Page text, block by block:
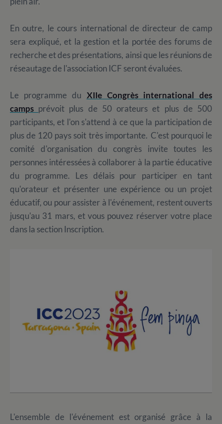
En outre, le cours international de directeur de camp
sera expliqué, et la gestion et la portée des forums de
recherche et des présentations, ainsi que les réunions de
réseautage de l'association ICF seront évaluées.
Le programme du XIIe Congrès international des
camps prévoit plus de 50 orateurs et plus de 500
participants, et l'on s'attend à ce que la participation de
plus de 120 pays soit très importante. C'est pourquoi le
comité d'organisation du congrès invite toutes les
personnes intéressées à collaborer à la partie éducative
du programme. Les délais pour participer en tant
qu'orateur et présenter une expérience ou un projet
éducatif, ou pour assister à l'événement, restent ouverts
jusqu'au 31 mars, et vous pouvez réserver votre place
dans la section Inscription.
L'ensemble de l'événement est organisé grâce à la